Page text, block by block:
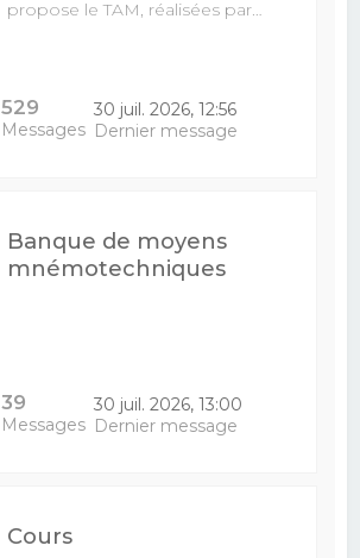
propose le TAM, réalisées par…
529
Messages
30 juil. 2026, 12:56
Dernier message
Banque de moyens
mnémotechniques
39
Messages
30 juil. 2026, 13:00
Dernier message
Cours